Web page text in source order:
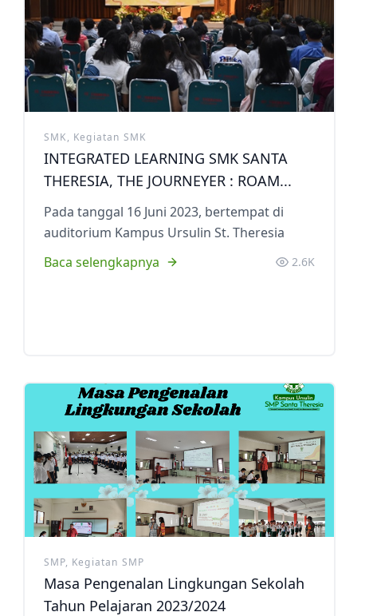
Ekstrakurikuler
SMK, Kegiatan SMK
INTEGRATED LEARNING SMK SANTA
THERESIA, THE JOURNEYER : ROAM...
Pada tanggal 16 Juni 2023, bertempat di
auditorium Kampus Ursulin St. Theresia
Baca selengkapnya
2.6K
SMP, Kegiatan SMP
Masa Pengenalan Lingkungan Sekolah
Tahun Pelajaran 2023/2024